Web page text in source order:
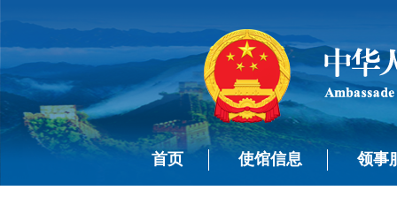
首页 使馆信息 领事